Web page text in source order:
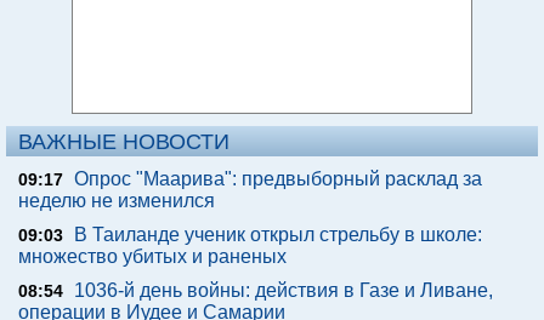
ВАЖНЫЕ НОВОСТИ
09:17 Опрос "Mаарива": предвыборный расклад за
неделю не изменился
09:03
В Таиланде ученик открыл стрельбу в школе:
множество убитых и раненых
08:54
1036-й день войны: действия в Газе и Ливане,
операции в Иудее и Самарии